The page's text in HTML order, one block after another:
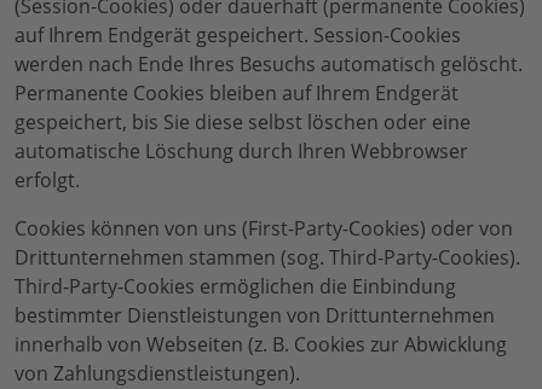
(Session-Cookies) oder dauerhaft (permanente Cookies)
auf Ihrem Endgerät gespeichert. Session-Cookies
werden nach Ende Ihres Besuchs automatisch gelöscht.
Permanente Cookies bleiben auf Ihrem Endgerät
gespeichert, bis Sie diese selbst löschen oder eine
automatische Löschung durch Ihren Webbrowser
erfolgt.
Cookies können von uns (First-Party-Cookies) oder von
Drittunternehmen stammen (sog. Third-Party-Cookies).
Third-Party-Cookies ermöglichen die Einbindung
bestimmter Dienstleistungen von Drittunternehmen
innerhalb von Webseiten (z. B. Cookies zur Abwicklung
von Zahlungsdienstleistungen).